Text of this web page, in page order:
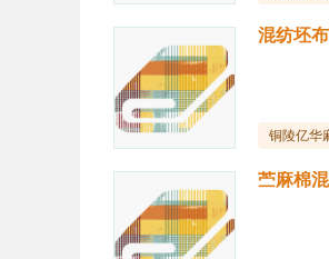
混纺坯布
铜陵亿华
苎麻棉